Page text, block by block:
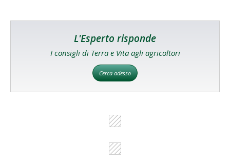
L'Esperto risponde
I consigli di Terra e Vita agli agricoltori
Cerca adesso